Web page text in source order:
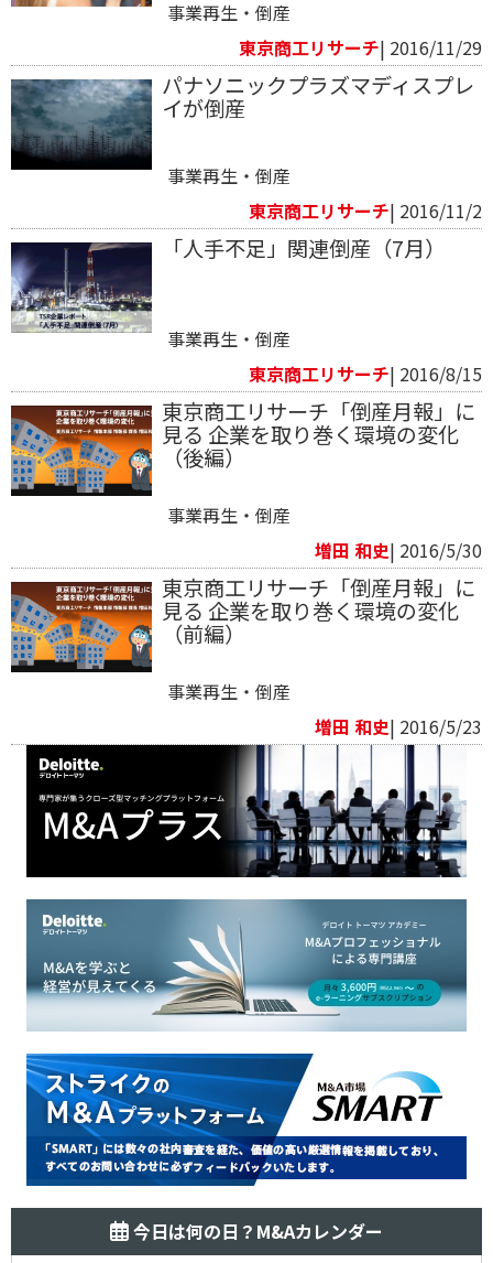
事業再生・倒産
東京商工リサーチ| 2016/11/29
パナソニックプラズマディスプレ
イが倒産
事業再生・倒産
東京商工リサーチ| 2016/11/2
「人手不足」関連倒産（7月）
事業再生・倒産
東京商工リサーチ| 2016/8/15
東京商工リサーチ「倒産月報」に
見る 企業を取り巻く環境の変化
（後編）
事業再生・倒産
増田 和史| 2016/5/30
東京商工リサーチ「倒産月報」に
見る 企業を取り巻く環境の変化
（前編）
事業再生・倒産
増田 和史| 2016/5/23
今日は何の日？M&Aカレンダー